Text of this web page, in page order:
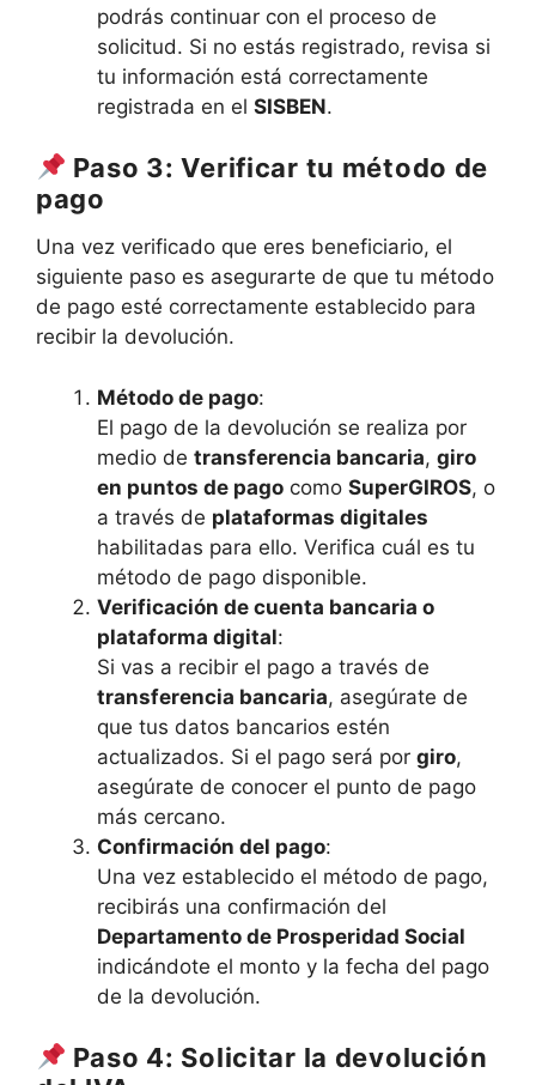
podrás continuar con el proceso de
solicitud. Si no estás registrado, revisa si
tu información está correctamente
registrada en el SISBEN.
Paso 3: Verificar tu método de
pago
Una vez verificado que eres beneficiario, el
siguiente paso es asegurarte de que tu método
de pago esté correctamente establecido para
recibir la devolución.
Método de pago:
El pago de la devolución se realiza por
medio de transferencia bancaria, giro
en puntos de pago como SuperGIROS, o
a través de plataformas digitales
habilitadas para ello. Verifica cuál es tu
método de pago disponible.
Verificación de cuenta bancaria o
plataforma digital:
Si vas a recibir el pago a través de
transferencia bancaria, asegúrate de
que tus datos bancarios estén
actualizados. Si el pago será por giro,
asegúrate de conocer el punto de pago
más cercano.
Confirmación del pago:
Una vez establecido el método de pago,
recibirás una confirmación del
Departamento de Prosperidad Social
indicándote el monto y la fecha del pago
de la devolución.
Paso 4: Solicitar la devolución